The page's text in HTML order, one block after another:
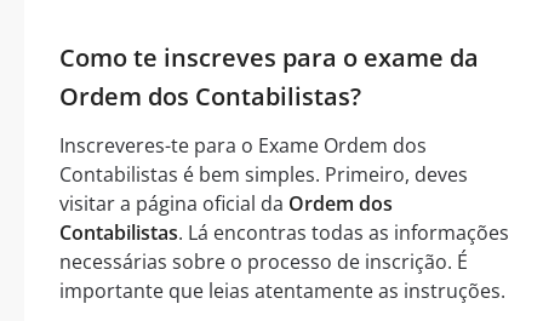
Como te inscreves para o exame da
Ordem dos Contabilistas?
Inscreveres-te para o Exame Ordem dos
Contabilistas é bem simples. Primeiro, deves
visitar a página oficial da Ordem dos
Contabilistas. Lá encontras todas as informações
necessárias sobre o processo de inscrição. É
importante que leias atentamente as instruções.